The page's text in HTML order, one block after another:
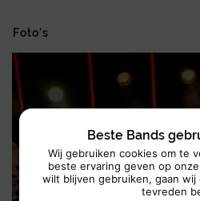
veelzijdig repertoire dat perfect
doelgroep.
Door de stijlvolle galakleding van de
aankleding met mooi licht,
een luxe DJ Booth, mag deze act niet
event.
The Billionaires biedt een luxe
Foto's
Beste Bands
Wij gebruiken cookies om te
beste ervaring geven op
wilt blijven gebruiken, gaan
tevreden